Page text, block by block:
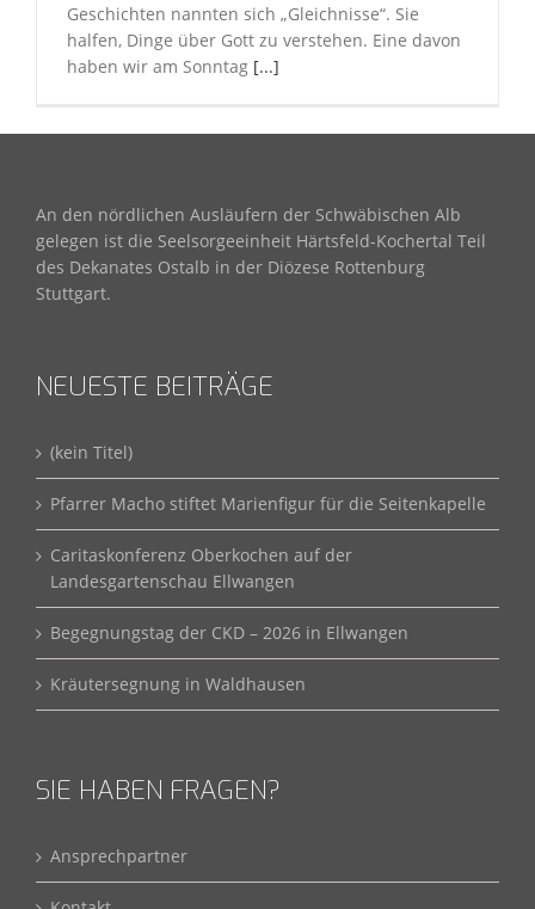
Geschichten nannten sich „Gleichnisse“. Sie
halfen, Dinge über Gott zu verstehen. Eine davon
haben wir am Sonntag [...]
An den nördlichen Ausläufern der Schwäbischen Alb
gelegen ist die Seelsorgeeinheit Härtsfeld-Kochertal Teil
des Dekanates Ostalb in der Diözese Rottenburg
Stuttgart.
NEUESTE BEITRÄGE
(kein Titel)
Pfarrer Macho stiftet Marienfigur für die Seitenkapelle
Caritaskonferenz Oberkochen auf der
Landesgartenschau Ellwangen
Begegnungstag der CKD – 2026 in Ellwangen
Kräutersegnung in Waldhausen
SIE HABEN FRAGEN?
Ansprechpartner